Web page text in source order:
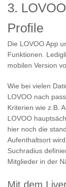
3.
Profile
Die LOVOO App
Funktionen.
mobilen Version
Wie bei vielen
LOVOO nach
Kriterien wie z.B.
LOVOO
hier noch die
Aufenthaltsort
Suchradius
Mitglieder in der
Mit dem